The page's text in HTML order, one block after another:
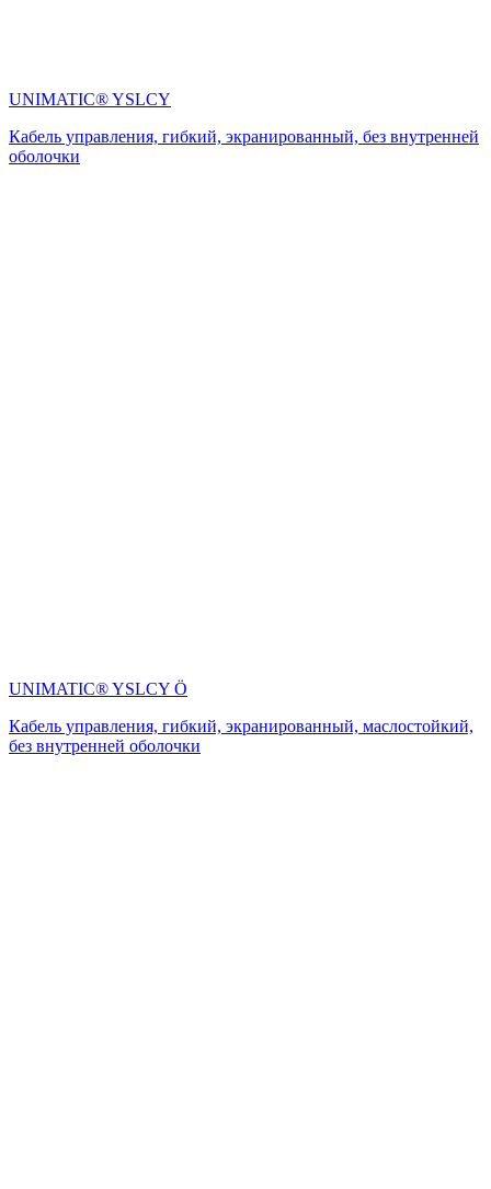
UNIMATIC® YSLCY
Кабель управления, гибкий, экранированный, без внутренней
оболочки
UNIMATIC® YSLCY Ö
Кабель управления, гибкий, экранированный, маслостойкий,
без внутренней оболочки